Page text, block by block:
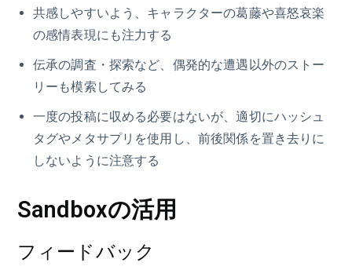
共感しやすいよう、キャラクターの葛藤や喜怒哀楽
の感情表現にも注力する
伝承の調査・探索など、偶発的な遭遇以外のストー
リーも模索してみる
一度の投稿に収める必要はないが、適切にハッシュ
タグやメタサプリを使用し、前後関係を置き去りに
しないように注意する
Sandboxの活用
フィードバック